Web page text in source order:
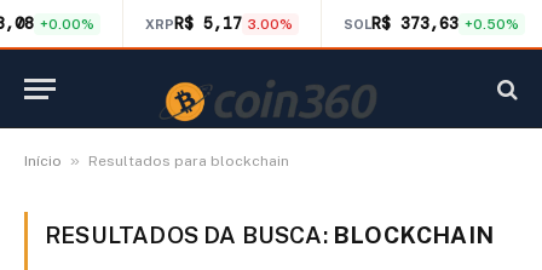
+0.00% XRPR$ 5,17 3.00% SOLR$ 373,63 +0.50%
Início » Resultados para blockchain
RESULTADOS DA BUSCA: BLOCKCHAIN